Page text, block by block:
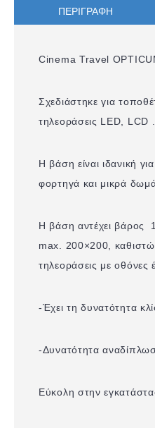
ΠΕΡΙΓΡΑΦΉ
Cinema Travel
Σχεδιάστηκε για
τηλεοράσεις LED, LCD .
Η βάση είναι ιδανική
φορτηγά και μικρά
Η βάση αντέχει βάρος
max. 200×200,
τηλεοράσεις με οθόνες
-Έχει τη δυνατότητα
-Δυνατότητα
Εύκολη στην